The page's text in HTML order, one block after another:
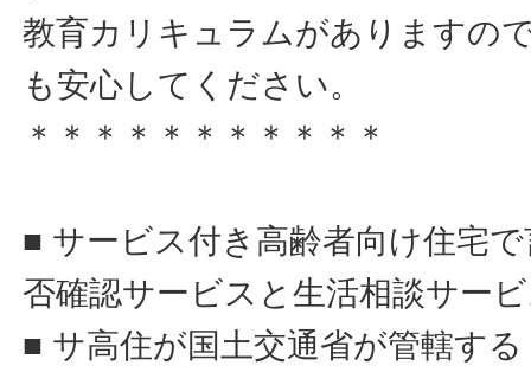
教育カリキュラムがありますの
も安心してください。
＊＊＊＊＊＊＊＊＊＊＊
■ サービス付き高齢者向け住宅
否確認サービスと生活相談サー
■ サ高住が国土交通省が管轄す